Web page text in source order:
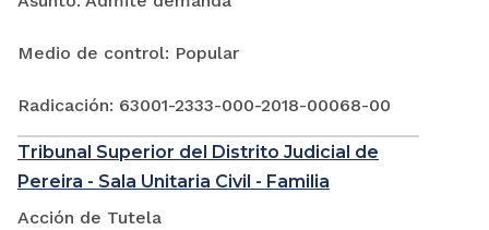
Medio de control: Popular
Radicación: 63001-2333-000-2018-00068-00
Tribunal Superior del Distrito Judicial de
Pereira - Sala Unitaria Civil - Familia
Acción de Tutela